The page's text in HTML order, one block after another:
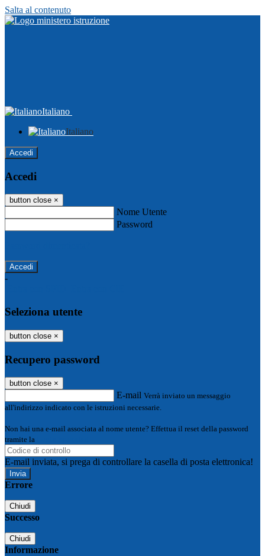
Salta al contenuto
Italiano
Italiano
Accedi
Accedi
button close ×
Nome Utente
Password
-
Seleziona utente
button close ×
Recupero password
button close ×
E-mail Verrà inviato un messaggio
all'indirizzo indicato con le istruzioni necessarie.
Non hai una e-mail associata al nome utente? Effettua il reset della password
tramite la
E-mail inviata, si prega di controllare la casella di posta elettronica!
Errore
Chiudi
Successo
Chiudi
Informazione